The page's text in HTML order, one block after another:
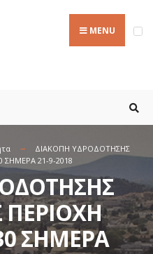
MENU
ΔΙΑΚΟΠΗ ΥΔΡΟΔΟΤΗΣΗΣ
21-9-2018
ΣΗΜΕΡΑ